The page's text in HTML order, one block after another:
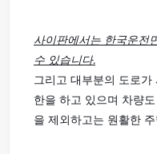
사이판에서는 한국운전
수 있습니다.
그리고 대부분의 도로
한을 하고 있으며 차량
을 제외하고는 원활한